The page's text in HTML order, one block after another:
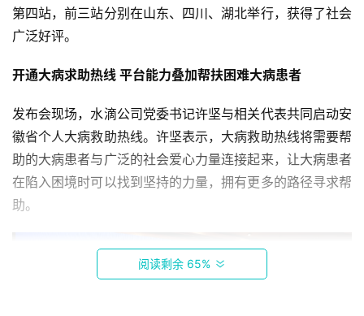
第四站，前三站分别在山东、四川、湖北举行，获得了社会
广泛好评。
开通大病求助热线 平台能力叠加帮扶困难大病患者
发布会现场，水滴公司党委书记许坚与相关代表共同启动安
徽省个人大病救助热线。许坚表示，大病救助热线将需要帮
助的大病患者与广泛的社会爱心力量连接起来，让大病患者
在陷入困境时可以找到坚持的力量，拥有更多的路径寻求帮
助。
阅读剩余 65%